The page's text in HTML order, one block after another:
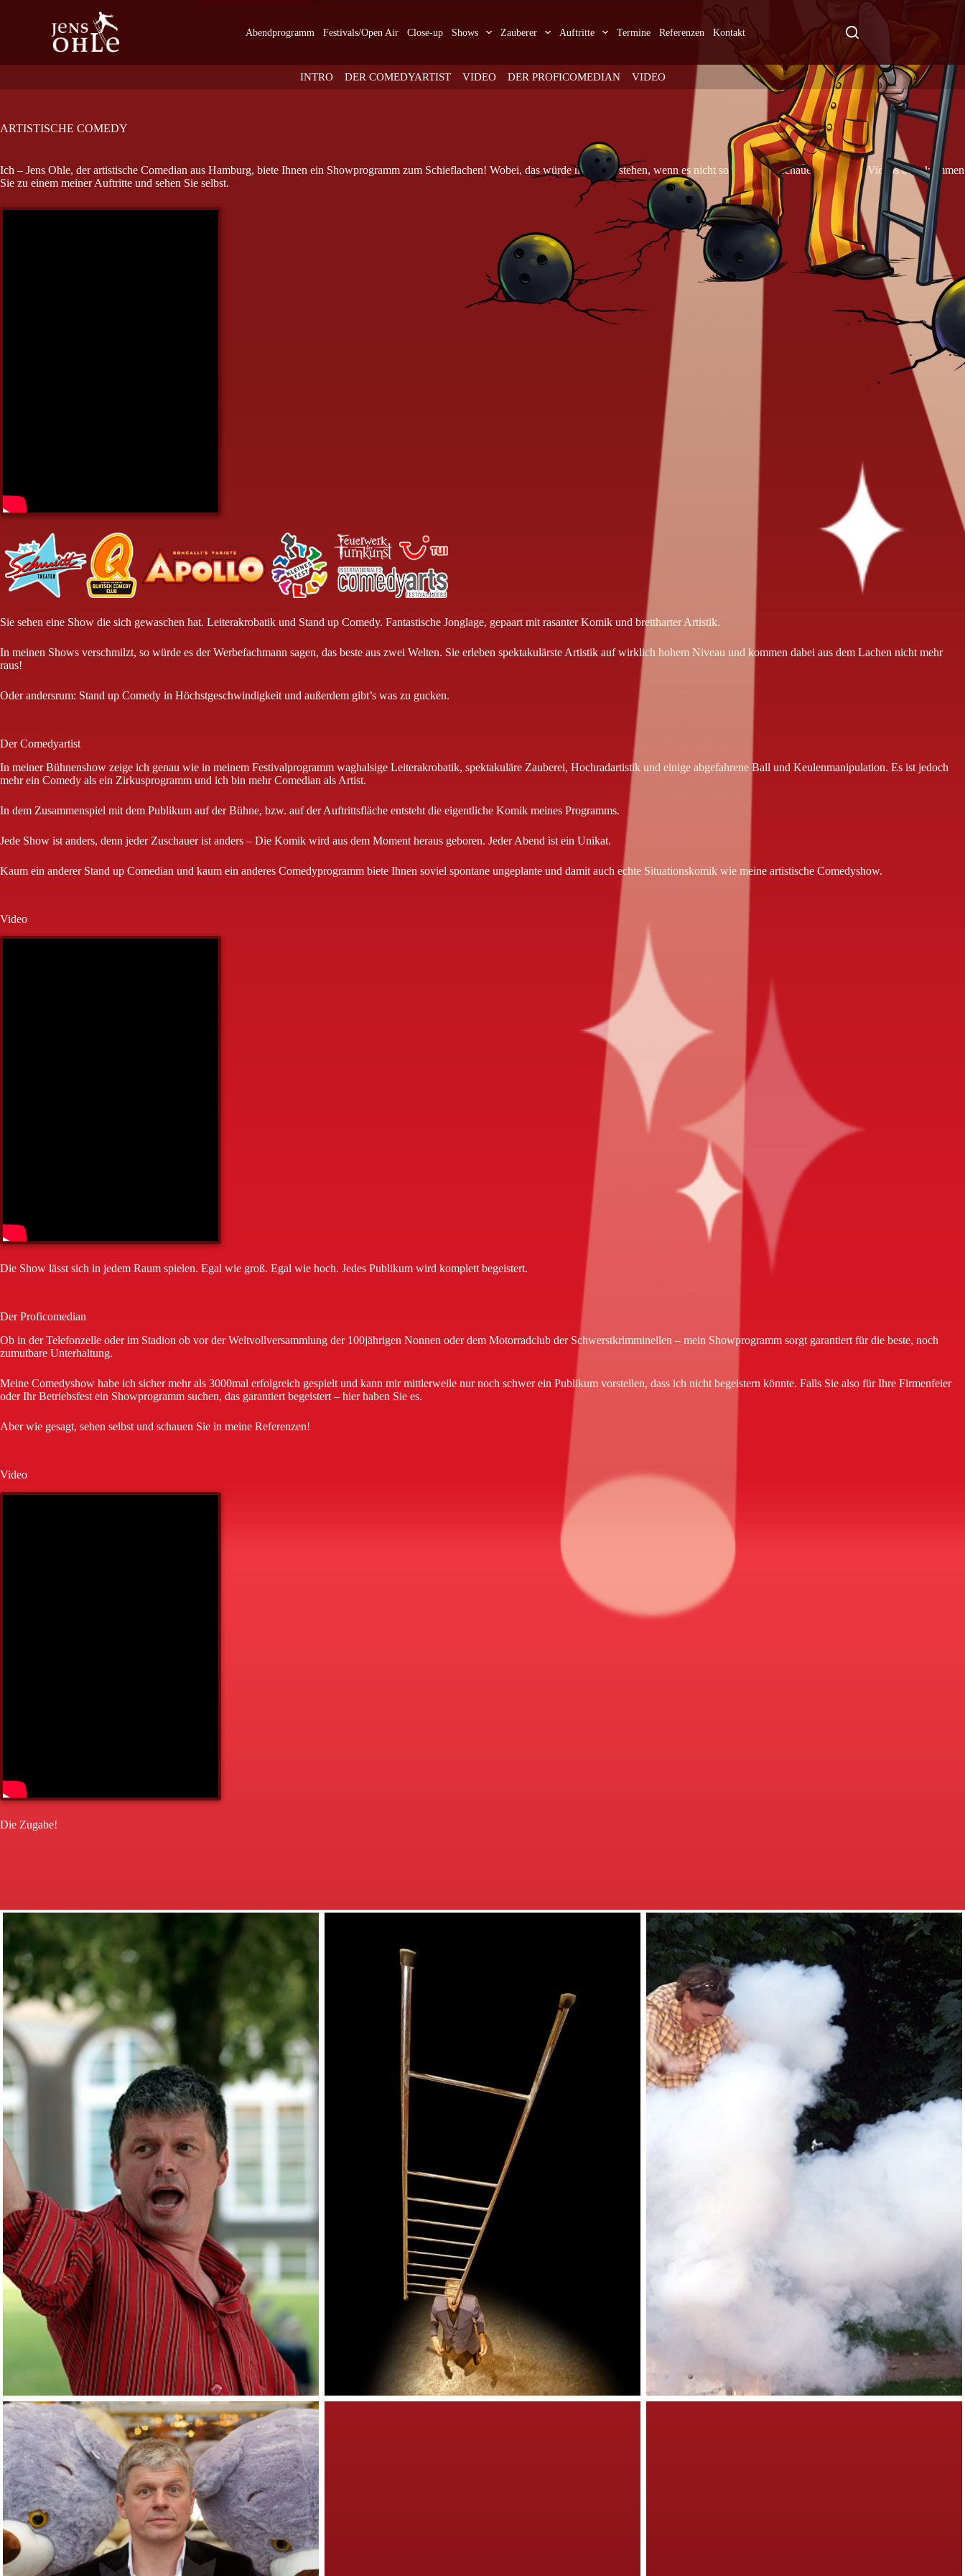
n
a
s
n
e
Abendprogramm Festivals/Open Air Close-up Shows Zauberer Auftritte Termine Referenzen Kontakt
INTRO DER COMEDYARTIST VIDEO DER PROFICOMEDIAN VIDEO
ARTISTISCHE COMEDY
Ich – Jens Ohle, der artistische Comedian aus Hamburg, biete Ihnen ein Showprogramm zum Schieflachen! Wobei, das würde hier auch stehen, wenn es nicht so wäre, also schauen Sie meine Videos oder kommen
Sie zu einem meiner Auftritte und sehen Sie selbst.
Sie sehen eine Show die sich gewaschen hat. Leiterakrobatik und Stand up Comedy. Fantastische Jonglage, gepaart mit rasanter Komik und brettharter Artistik.
In meinen Shows verschmilzt, so würde es der Werbefachmann sagen, das beste aus zwei Welten. Sie erleben spektakulärste Artistik auf wirklich hohem Niveau und kommen dabei aus dem Lachen nicht mehr
raus!
Oder andersrum: Stand up Comedy in Höchstgeschwindigkeit und außerdem gibt’s was zu gucken.
Der Comedyartist
In meiner Bühnenshow zeige ich genau wie in meinem Festivalprogramm waghalsige Leiterakrobatik, spektakuläre Zauberei, Hochradartistik und einige abgefahrene Ball und Keulenmanipulation. Es ist jedoch
mehr ein Comedy als ein Zirkusprogramm und ich bin mehr Comedian als Artist.
In dem Zusammenspiel mit dem Publikum auf der Bühne, bzw. auf der Auftrittsfläche entsteht die eigentliche Komik meines Programms.
Jede Show ist anders, denn jeder Zuschauer ist anders – Die Komik wird aus dem Moment heraus geboren. Jeder Abend ist ein Unikat.
Kaum ein anderer Stand up Comedian und kaum ein anderes Comedyprogramm biete Ihnen soviel spontane ungeplante und damit auch echte Situationskomik wie meine artistische Comedyshow.
Video
Die Show lässt sich in jedem Raum spielen. Egal wie groß. Egal wie hoch. Jedes Publikum wird komplett begeistert.
Der Proficomedian
Ob in der Telefonzelle oder im Stadion ob vor der Weltvollversammlung der 100jährigen Nonnen oder dem Motorradclub der Schwerstkrimminellen – mein Showprogramm sorgt garantiert für die beste, noch
zumutbare Unterhaltung.
Meine Comedyshow habe ich sicher mehr als 3000mal erfolgreich gespielt und kann mir mittlerweile nur noch schwer ein Publikum vorstellen, dass ich nicht begeistern könnte. Falls Sie also für Ihre Firmenfeier
oder Ihr Betriebsfest ein Showprogramm suchen, das garantiert begeistert – hier haben Sie es.
Aber wie gesagt, sehen selbst und schauen Sie in meine Referenzen!
Video
Die Zugabe!